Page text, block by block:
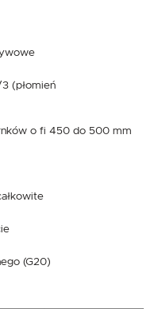
(płomień
o fi 450 do 500 mm
(G20)